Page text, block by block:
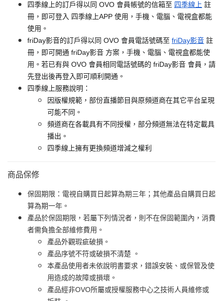
四季線上的訂戶得以同 OVO 會員帳號的信箱至 四季線上 註
冊，即可登入 四季線上APP 使用，手機、電腦、電視盒都能
使用。
friDay影音的訂戶得以同 OVO 會員電話號碼至 friDay影音 註
冊，即可開通 friDay影音 方案，手機、電腦、電視盒都能使
用。若已有與 OVO 會員相同電話號碼的 friDay影音 會員，請
先登出後再登入即可順利開通。
四季線上服務說明：
因版權規範，部份直播節目與原頻道商在其它平台呈現
可能不同。
頻道商在各載具有不同授權，部分頻道無法在特定載具
播出。
四季線上擁有更換頻道增減之權利
商品保修
保固期限：電視自購買日起算為期三年；其他產品自購買日起
算為期一年。
產品於保固期限，若屬下列情況者，則不在保固範圍內，消費
者需負擔全部維修費用。
產品外觀瑕疵破損。
產品序號不符或破損不清楚 。
本產品使用者未依說明書要求，錯誤安裝、或保管及使
用造成的故障或損壞。
產品經非OVO所屬或授權服務中心之技術人員維修或